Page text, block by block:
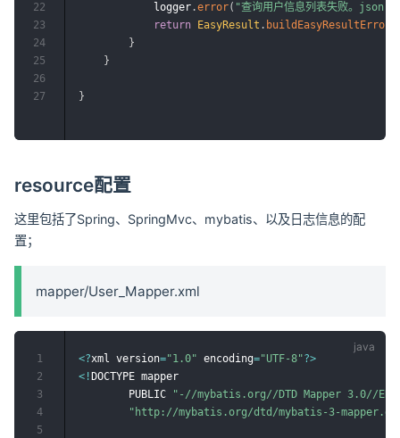
            logger
.error( "查询用户信息列表失败。json
return
EasyResult . buildEasyResultError
}
}
}
22
23
24
25
26
27
resource配置
这里包括了Spring、SpringMvc、mybatis、以及日志信息的配
置；
mapper/User_Mapper.xml
<?xml version="1.0" encoding="UTF-8"?>
< ! DOCTYPE mapper
        PUBLIC
"-//mybatis.org//DTD Mapper 3.0//EN"
"http://mybatis.org/dtd/mybatis-3-
1
2
3
4
5